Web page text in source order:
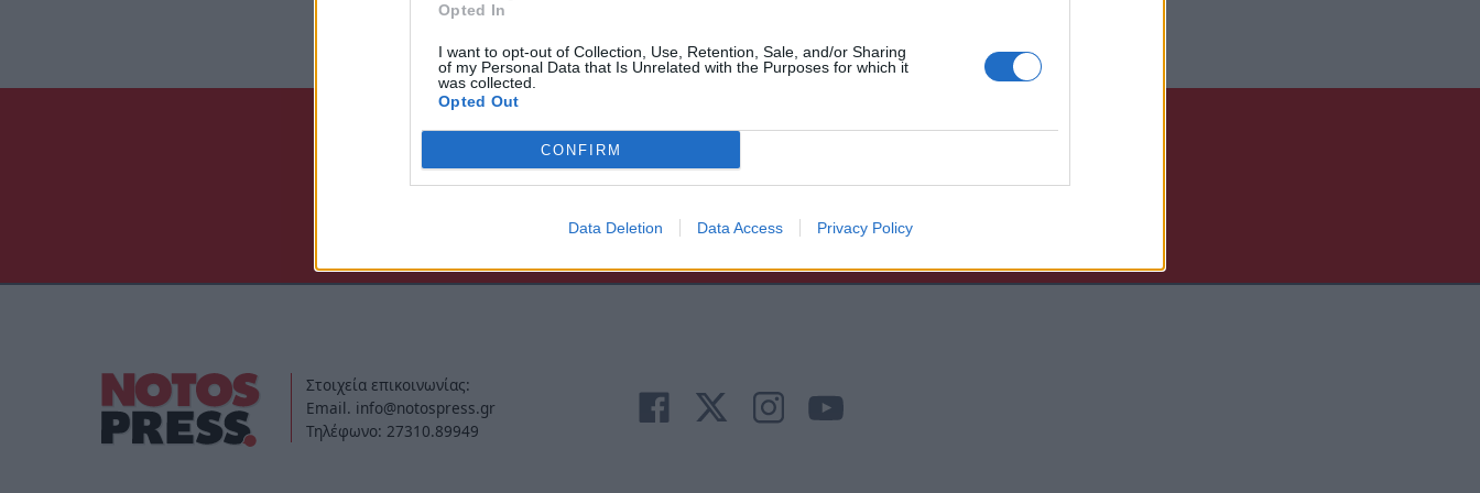
Opted In
I want to opt-out of Collection, Use, Retention, Sale, and/or Sharing
of my Personal Data that Is Unrelated with the Purposes for which it
was collected.
Opted Out
CONFIRM
Data Deletion Data Access Privacy Policy
τηλέφωνα
Φαρμακεία
Στοιχεία επικοινωνίας:
Email. info@notospress.gr
Τηλέφωνο: 27310.89949